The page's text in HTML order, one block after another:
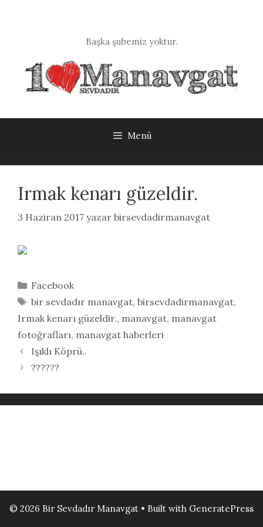
Başka şubemiz yoktur.
Menü
Irmak kenarı güzeldir.
3 Haziran 2017 yazar birsevdadirmanavgat
Kategoriler
Facebook
Etiketler
bir sevdadır manavgat, birsevdadirmanavgat,
Irmak kenarı güzeldir., manavgat, manavgat
fotoğrafları, manavgat haberleri
Işıklı Köprü..
??????
© 2026 Bir Sevdadır Manavgat • Built with GeneratePress